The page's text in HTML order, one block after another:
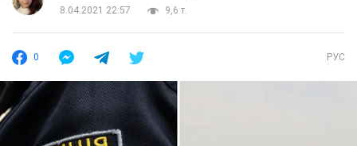
8.04.2021 22:57
9,6 т.
0 РУС